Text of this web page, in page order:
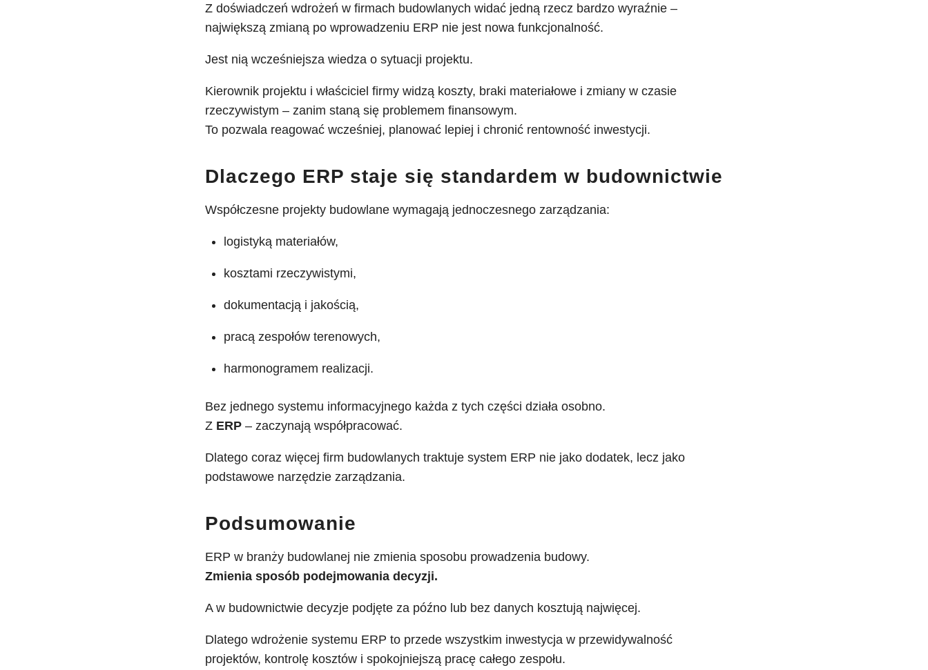
Z doświadczeń wdrożeń w firmach budowlanych widać jedną rzecz bardzo wyraźnie –
największą zmianą po wprowadzeniu ERP nie jest nowa funkcjonalność.
Jest nią wcześniejsza wiedza o sytuacji projektu.
Kierownik projektu i właściciel firmy widzą koszty, braki materiałowe i zmiany w czasie
rzeczywistym – zanim staną się problemem finansowym.
To pozwala reagować wcześniej, planować lepiej i chronić rentowność inwestycji.
Dlaczego ERP staje się standardem w budownictwie
Współczesne projekty budowlane wymagają jednoczesnego zarządzania:
logistyką materiałów,
kosztami rzeczywistymi,
dokumentacją i jakością,
pracą zespołów terenowych,
harmonogramem realizacji.
Bez jednego systemu informacyjnego każda z tych części działa osobno.
Z ERP – zaczynają współpracować.
Dlatego coraz więcej firm budowlanych traktuje system ERP nie jako dodatek, lecz jako
podstawowe narzędzie zarządzania.
Podsumowanie
ERP w branży budowlanej nie zmienia sposobu prowadzenia budowy.
Zmienia sposób podejmowania decyzji.
A w budownictwie decyzje podjęte za późno lub bez danych kosztują najwięcej.
Dlatego wdrożenie systemu ERP to przede wszystkim inwestycja w przewidywalność
projektów, kontrolę kosztów i spokojniejszą pracę całego zespołu.